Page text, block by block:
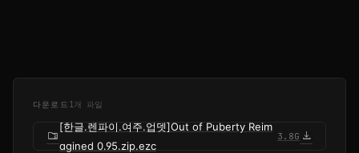
다운로드 1개 파일
folder_zip
[한글.렌파이.여주.업뎃]Out of Puberty Reim
agined 0.95.zip.ezc
3.8G download